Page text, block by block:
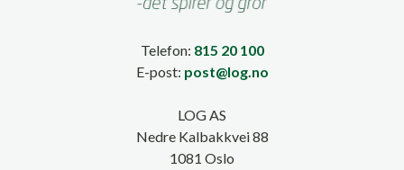
Telefon: 815 20 100
E-post: post@log.no
LOG AS
Nedre Kalbakkvei 88
1081 Oslo